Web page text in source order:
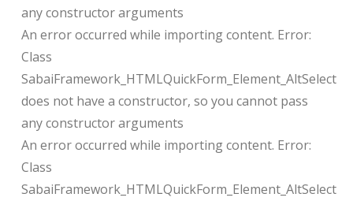
any constructor arguments
An error occurred while importing content. Error:
Class
SabaiFramework_HTMLQuickForm_Element_AltSelect
does not have a constructor, so you cannot pass
any constructor arguments
An error occurred while importing content. Error:
Class
SabaiFramework_HTMLQuickForm_Element_AltSelect